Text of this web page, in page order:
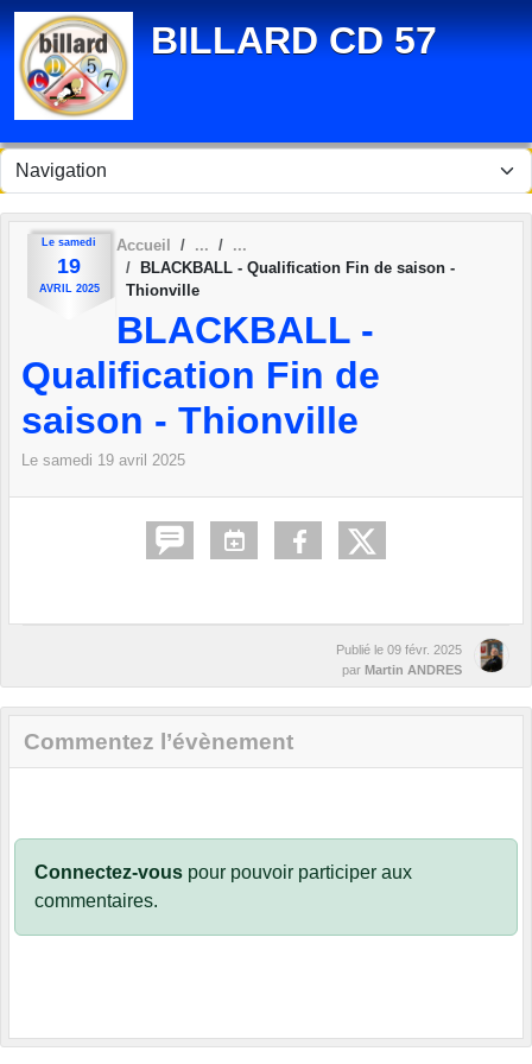
BILLARD CD 57
Le samedi
19
AVRIL 2025
Accueil
BLACKBALL - Qualification Fin de saison -
Thionville
BLACKBALL -
Qualification Fin de
saison - Thionville
Le samedi 19 avril 2025
Publié le 09 févr. 2025
par Martin ANDRES
Commentez l’évènement
Connectez-vous pour pouvoir participer aux
commentaires.
Panneau de gestion des cookies